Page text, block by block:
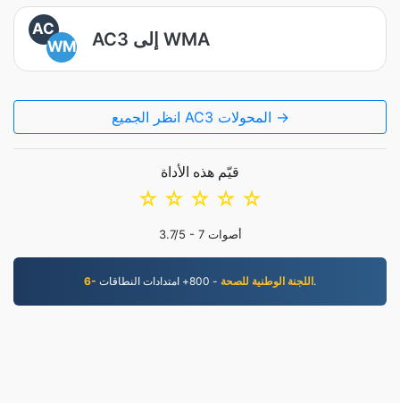
AC
WM
AC3 إلى WMA
انظر الجميع AC3 المحولات →
قيّم هذه الأداة
☆
☆
☆
☆
☆
3.7/5 - 7 أصوات
6- اللجنة الوطنية للصحة- 800+ امتدادات النطاقات.